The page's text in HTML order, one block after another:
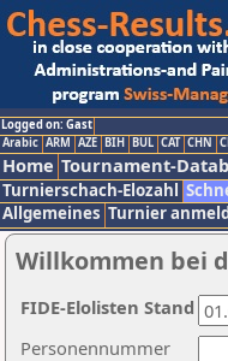
Logged on: Gast
Arabic ARM AZE BIH BUL CAT CHN
Home Tournament-
Turnierschach-Elozahl
Allgemeines Turnier
Willkommen bei
Personennummer
FIDE-Elolisten Stand